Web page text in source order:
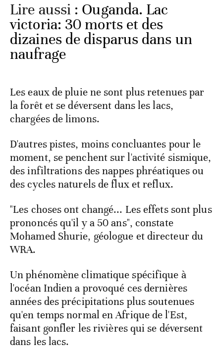
Lire aussi : Ouganda. Lac
victoria: 30 morts et des
dizaines de disparus dans un
naufrage
Les eaux de pluie ne sont plus retenues par
la forêt et se déversent dans les lacs,
chargées de limons.
D'autres pistes, moins concluantes pour le
moment, se penchent sur l'activité sismique,
des infiltrations des nappes phréatiques ou
des cycles naturels de flux et reflux.
"Les choses ont changé... Les effets sont plus
prononcés qu'il y a 50 ans", constate
Mohamed Shurie, géologue et directeur du
WRA.
Un phénomène climatique spécifique à
l'océan Indien a provoqué ces dernières
années des précipitations plus soutenues
qu'en temps normal en Afrique de l'Est,
faisant gonfler les rivières qui se déversent
dans les lacs.